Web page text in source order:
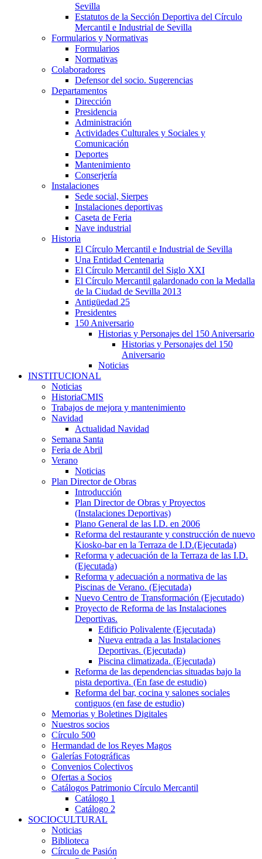
Sevilla
Estatutos de la Sección Deportiva del Círculo
Mercantil e Industrial de Sevilla
Formularios y Normativas
Formularios
Normativas
Colaboradores
Defensor del socio. Sugerencias
Departamentos
Dirección
Presidencia
Administración
Actividades Culturales y Sociales y
Comunicación
Deportes
Mantenimiento
Conserjería
Instalaciones
Sede social, Sierpes
Instalaciones deportivas
Caseta de Feria
Nave industrial
Historia
El Círculo Mercantil e Industrial de Sevilla
Una Entidad Centenaria
El Círculo Mercantil del Siglo XXI
El Círculo Mercantil galardonado con la Medalla
de la Ciudad de Sevilla 2013
Antigüedad 25
Presidentes
150 Aniversario
Historias y Personajes del 150 Aniversario
Historias y Personajes del 150
Aniversario
Noticias
INSTITUCIONAL
Noticias
HistoriaCMIS
Trabajos de mejora y mantenimiento
Navidad
Actualidad Navidad
Semana Santa
Feria de Abril
Verano
Noticias
Plan Director de Obras
Introducción
Plan Director de Obras y Proyectos
(Instalaciones Deportivas)
Plano General de las I.D. en 2006
Reforma del restaurante y construcción de nuevo
Kiosko-bar en la Terraza de I.D.(Ejecutada)
Reforma y adecuación de la Terraza de las I.D.
(Ejecutada)
Reforma y adecuación a normativa de las
Piscinas de Verano. (Ejecutada)
Nuevo Centro de Transformación (Ejecutado)
Proyecto de Reforma de las Instalaciones
Deportivas.
Edificio Polivalente (Ejecutada)
Nueva entrada a las Instalaciones
Deportivas. (Ejecutada)
Piscina climatizada. (Ejecutada)
Reforma de las dependencias situadas bajo la
pista deportiva. (En fase de estudio)
Reforma del bar, cocina y salones sociales
contiguos (en fase de estudio)
Memorias y Boletines Digitales
Nuestros socios
Círculo 500
Hermandad de los Reyes Magos
Galerías Fotográficas
Convenios Colectivos
Ofertas a Socios
Catálogos Patrimonio Círculo Mercantil
Catálogo 1
Catálogo 2
SOCIOCULTURAL
Noticias
Biblioteca
Círculo de Pasión